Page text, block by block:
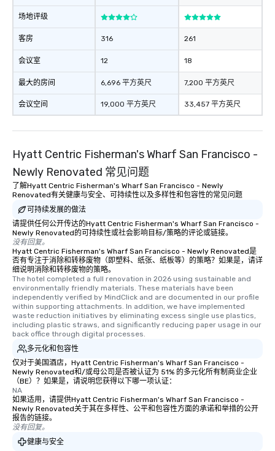
场地评级
客房
会议室
最大的房间
会议空间
316
12
6,696 平方英尺
19,000 平方英尺
261
18
7,200 平方英尺
33,457 平方英尺
Hyatt Centric Fisherman's Wharf San Francisco -
Newly Renovated 常见问题
了解Hyatt Centric Fisherman's Wharf San Francisco - Newly
Renovated有关健康与安全、可持续性以及多样性和包容性的常见问题
可持续发展的做法
请提供任何公开传达的Hyatt Centric Fisherman's Wharf San Francisco -
Newly Renovated的可持续性或社会影响目标/策略的评论或链接。
没有回复。
Hyatt Centric Fisherman's Wharf San Francisco - Newly Renovated是
否有专注于消除和转移废物（即塑料、纸张、纸板等）的策略？如果是，请详
细说明消除和转移废物的策略。
The hotel completed a full renovation in 2026 using sustainable and
environmentally friendly materials. These materials have been
independently verified by MindClick and are documented in our profile
within supporting attachments. In addition, we have implemented
waste reduction initiatives by eliminating excess single use plastics,
including plastic straws, and significantly reducing paper usage in our
back office through digital processes.
多元化和包容性
仅对于美国酒店，Hyatt Centric Fisherman's Wharf San Francisco -
Newly Renovated和/或母公司是否被认证为 51% 的多元化所有制商业企业
（BE）？如果是，请说明您获得以下哪一项认证：
NA
如果适用，请提供Hyatt Centric Fisherman's Wharf San Francisco -
Newly Renovated关于其在多样性、公平和包容性方面的承诺和举措的公开
报告的链接。
没有回复。
健康与安全